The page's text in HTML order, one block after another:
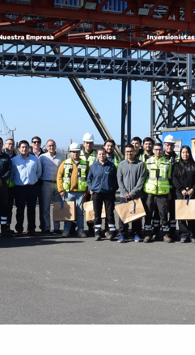
Empresa Servicios Inversionistas